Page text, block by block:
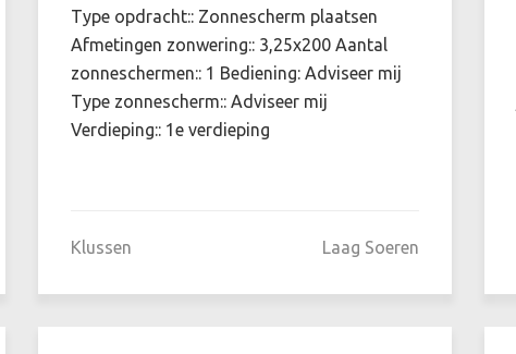
Type opdracht:: Zonnescherm plaatsen
Afmetingen zonwering:: 3,25x200 Aantal
zonneschermen:: 1 Bediening: Adviseer mij
Type zonnescherm:: Adviseer mij
Verdieping:: 1e verdieping
Klussen Laag Soeren